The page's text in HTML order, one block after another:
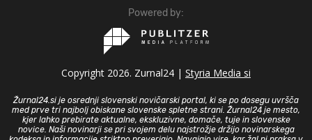
Powered by:
Copyright 2026. Zurnal24 | Styria Media si
Žurnal24.si je osrednji slovenski novičarski portal, ki se po dosegu uvršča
med prve tri najbolj obiskane slovenske spletne strani. Žurnal24 je mesto,
kjer lahko prebirate aktualne, ekskluzivne, domače, tuje in slovenske
novice. Naši novinarji se pri svojem delu najstrožje držijo novinarskega